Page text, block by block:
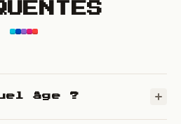
âge ?